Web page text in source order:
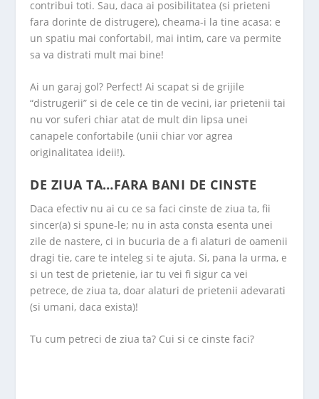
contribui toti. Sau, daca ai posibilitatea (si prieteni
fara dorinte de distrugere), cheama-i la tine acasa: e
un spatiu mai confortabil, mai intim, care va permite
sa va distrati mult mai bine!
Ai un garaj gol? Perfect! Ai scapat si de grijile
“distrugerii” si de cele ce tin de vecini, iar prietenii tai
nu vor suferi chiar atat de mult din lipsa unei
canapele confortabile (unii chiar vor agrea
originalitatea ideii!).
DE ZIUA TA…FARA BANI DE CINSTE
Daca efectiv nu ai cu ce sa faci cinste de ziua ta, fii
sincer(a) si spune-le; nu in asta consta esenta unei
zile de nastere, ci in bucuria de a fi alaturi de oamenii
dragi tie, care te inteleg si te ajuta. Si, pana la urma, e
si un test de prietenie, iar tu vei fi sigur ca vei
petrece, de ziua ta, doar alaturi de prietenii adevarati
(si umani, daca exista)!
Tu cum petreci de ziua ta? Cui si ce cinste faci?